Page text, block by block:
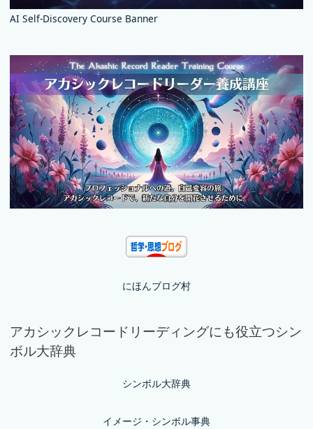
AI Self-Discovery Course Banner
にほんブログ村
アカシックレコードリーディングにも役立つシン
ボル大辞典
シンボル大辞典
イメージ・シンボル事典